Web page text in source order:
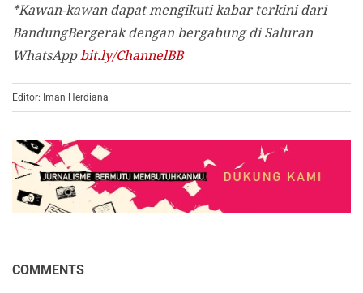
*Kawan-kawan dapat mengikuti kabar terkini dari
BandungBergerak dengan bergabung di Saluran
WhatsAppbit.ly/ChannelBB
Editor: Iman Herdiana
COMMENTS